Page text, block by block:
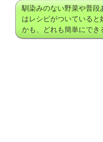
馴染みのない野菜や普段
はレシピがついていると
かも、どれも簡単にでき